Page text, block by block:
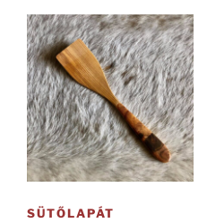
SÜTŐLAPÁT